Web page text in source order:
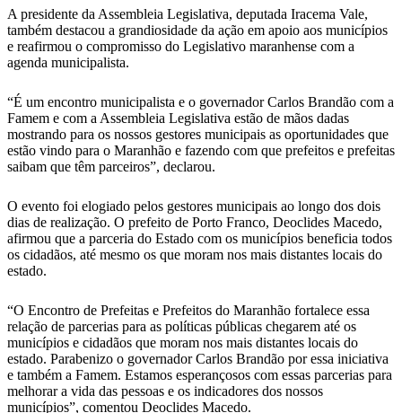
A presidente da Assembleia Legislativa, deputada Iracema Vale,
também destacou a grandiosidade da ação em apoio aos municípios
e reafirmou o compromisso do Legislativo maranhense com a
agenda municipalista.
“É um encontro municipalista e o governador Carlos Brandão com a
Famem e com a Assembleia Legislativa estão de mãos dadas
mostrando para os nossos gestores municipais as oportunidades que
estão vindo para o Maranhão e fazendo com que prefeitos e prefeitas
saibam que têm parceiros”, declarou.
O evento foi elogiado pelos gestores municipais ao longo dos dois
dias de realização. O prefeito de Porto Franco, Deoclides Macedo,
afirmou que a parceria do Estado com os municípios beneficia todos
os cidadãos, até mesmo os que moram nos mais distantes locais do
estado.
“O Encontro de Prefeitas e Prefeitos do Maranhão fortalece essa
relação de parcerias para as políticas públicas chegarem até os
municípios e cidadãos que moram nos mais distantes locais do
estado. Parabenizo o governador Carlos Brandão por essa iniciativa
e também a Famem. Estamos esperançosos com essas parcerias para
melhorar a vida das pessoas e os indicadores dos nossos
municípios”, comentou Deoclides Macedo.